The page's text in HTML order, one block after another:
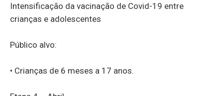
Intensificação da vacinação de Covid-19 entre
crianças e adolescentes
Público alvo:
• Crianças de 6 meses a 17 anos.